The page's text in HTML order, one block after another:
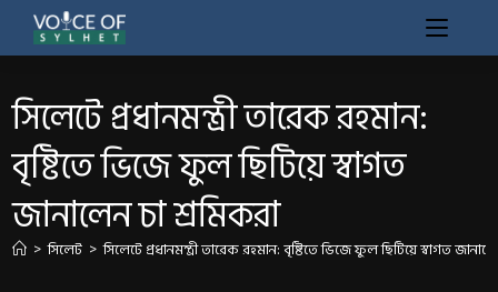
​সিলেটে প্রধানমন্ত্রী তারেক রহমান:
বৃষ্টিতে ভিজে ফুল ছিটিয়ে স্বাগত
জানালেন চা শ্রমিকরা
> সিলেট > ​সিলেটে প্রধানমন্ত্রী তারেক রহমান: বৃষ্টিতে ভিজে ফুল ছিটিয়ে স্বাগত